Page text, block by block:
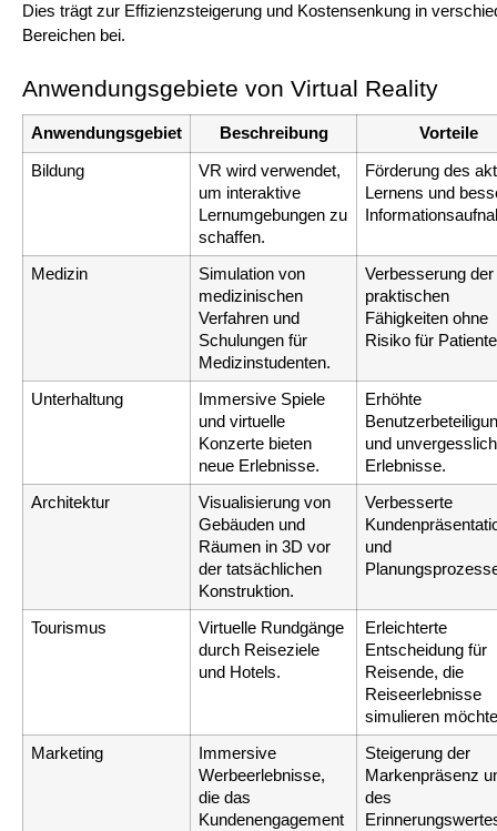
Dies trägt zur Effizienzsteigerung und Kostensenkung in
Bereichen bei.
Anwendungsgebiete von Virtual Reality
Anwendungsgebiet Beschreibung Vorteile
Bildung
VR wird verwendet,
um interaktive
Lernumgebungen zu
schaffen.
Förderung des
Lernens und
Medizin
Simulation von
medizinischen
Verfahren und
Schulungen für
Medizinstudenten.
Verbesserung der
praktischen
Fähigkeiten ohne
Risiko für
Unterhaltung
Immersive Spiele
und virtuelle
Konzerte bieten
neue Erlebnisse.
Erhöhte
und
Erlebnisse.
Architektur
Visualisierung von
Gebäuden und
Räumen in 3D vor
der tatsächlichen
Konstruktion.
Verbesserte
und
Tourismus
Virtuelle Rundgänge
durch Reiseziele
und Hotels.
Erleichterte
Entscheidung für
Reisende, die
Reiseerlebnisse
simulieren
Marketing
Immersive
Werbeerlebnisse,
die das
Kundenengagement
Steigerung der
Markenpräsenz
des